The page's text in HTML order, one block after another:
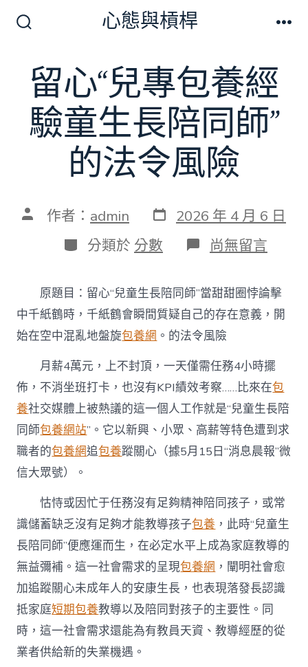
切
換
開
關
心態與槓桿
留心“兒專包養經
驗童生長陪同師”
的法令風險
文 作者： admin 發
表
日
期
2026 年 4 月 6 日
分
類
分類於 分數 在
〈留
“兒
專
包
養
經
驗
童
生
長
陪
同
師”
的
風
險〉
中
尚無留言
原題目：留心“兒童生長陪同師”當甜甜圈悖論擊
中千紙鶴時，千紙鶴會瞬間質疑自己的存在意義，開
始在空中混亂地盤旋包養網 。的法令風險
月薪4萬元，上不封頂，一天僅需任務4小時擺
佈，不消坐班打卡，也沒有KPI績效考察……比來在包
養社交媒體上被熱議的這一個人工作就是“兒童生長陪
同師包養網站”。它以新興、小眾、高薪等特色遭到求
職者的包養網追包養蹤關心（據5月15日“消息晨報”微
信大眾號）。
怙恃或因忙于任務沒有足夠精神陪同孩子，或常
識儲蓄缺乏沒有足夠才能教導孩子包養 ，此時“兒童生
長陪同師”便應運而生，在必定水平上成為家庭教導的
無益彌補。這一社會需求的呈現包養網 ，闡明社會愈
加追蹤關心未成年人的安康生長，也表現落發長認識
抵家庭短期包養教導以及陪同對孩子的主要性。同
時，這一社會需求還能為有教員天資、教導經歷的從
業者供給新的失業機遇。